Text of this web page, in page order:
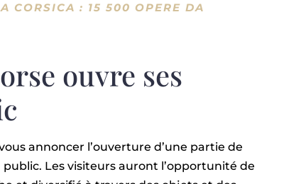
CORSICA : 15 500 OPERE DA
ouvre ses
annoncer l’ouverture d’une partie de
public. Les visiteurs auront l’opportunité de